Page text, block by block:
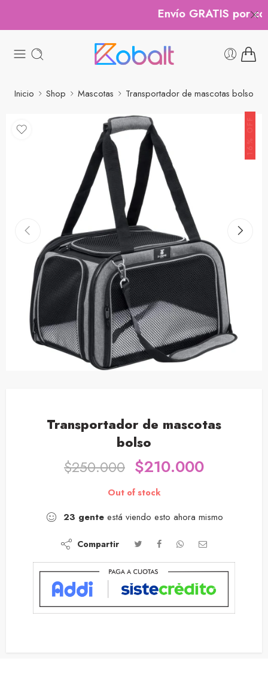
Envío GRATIS por
Inicio Shop Mascotas Transportador de mascotas bolso
16% OFF
Transportador de mascotas
bolso
$250.000 $210.000
Out of stock
23 genteestá viendo esto ahora mismo
Compartir